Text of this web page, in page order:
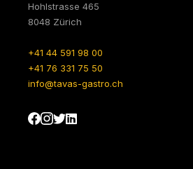
Hohlstrasse 465
8048 Zürich
+41 44 591 98 00
+41 76 331 75 50
info@tavas-gastro.ch